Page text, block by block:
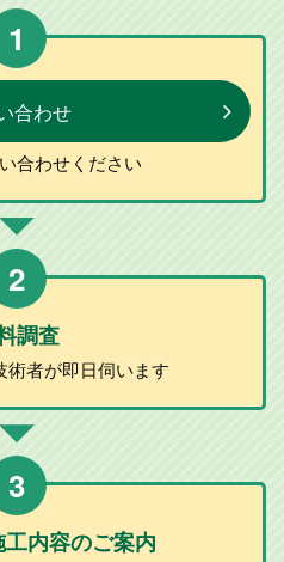
1
合わせ
合わせください
2
調査
術者が即日伺います
3
工内容のご案内